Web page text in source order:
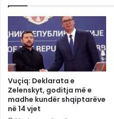
Vuçiq: Deklarata e
Zelenskyt, goditja më e
madhe kundër shqiptarëve
në 14 vjet